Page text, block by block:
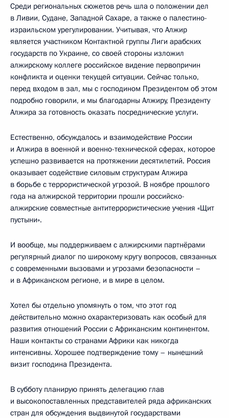
Среди региональных сюжетов речь шла о положении дел
в Ливии, Судане, Западной Сахаре, а также о палестино-
израильском урегулировании. Учитывая, что Алжир
является участником Контактной группы Лиги арабских
государств по Украине, со своей стороны изложил
алжирскому коллеге российское видение первопричин
конфликта и оценки текущей ситуации. Сейчас только,
перед входом в зал, мы с господином Президентом об этом
подробно говорили, и мы благодарны Алжиру, Президенту
Алжира за готовность оказать посреднические услуги.
Естественно, обсуждалось и взаимодействие России
и Алжира в военной и военно-технической сферах, которое
успешно развивается на протяжении десятилетий. Россия
оказывает содействие силовым структурам Алжира
в борьбе с террористической угрозой. В ноябре прошлого
года на алжирской территории прошли российско-
алжирские совместные антитеррористические учения «Щит
пустыни».
И вообще, мы поддерживаем с алжирскими партнёрами
регулярный диалог по широкому кругу вопросов, связанных
с современными вызовами и угрозами безопасности –
и в Африканском регионе, и в мире в целом.
Хотел бы отдельно упомянуть о том, что этот год
действительно можно охарактеризовать как особый для
развития отношений России с Африканским континентом.
Наши контакты со странами Африки как никогда
интенсивны. Хорошее подтверждение тому – нынешний
визит господина Президента.
В субботу планирую принять делегацию глав
и высокопоставленных представителей ряда африканских
стран для обсуждения выдвинутой государствами